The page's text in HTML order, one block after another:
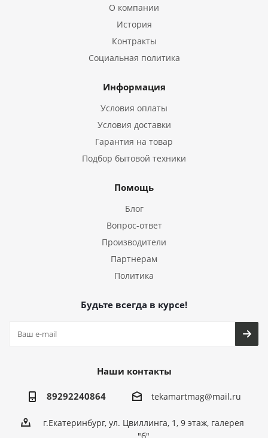
О компании
История
Контракты
Социальная политика
Информация
Условия оплаты
Условия доставки
Гарантия на товар
Подбор бытовой техники
Помощь
Блог
Вопрос-ответ
Производители
Партнерам
Политика
Будьте всегда в курсе!
Наши контакты
89292240864 tekamartmag@mail.ru
г.Екатеринбург, ул. Цвиллинга, 1, 9 этаж, галерея